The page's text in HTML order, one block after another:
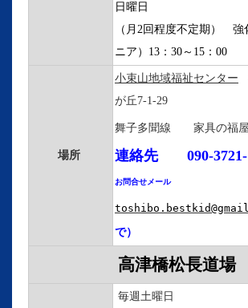
日曜日
（月2回程度不定期） 強
ニア）13：30～15：00
場所
小束山地域福祉センター
が丘7-1-29
舞子多聞線 家具の福屋
連絡先 090-
お問合せメール
で）
高津橋松長道場
毎週土曜日